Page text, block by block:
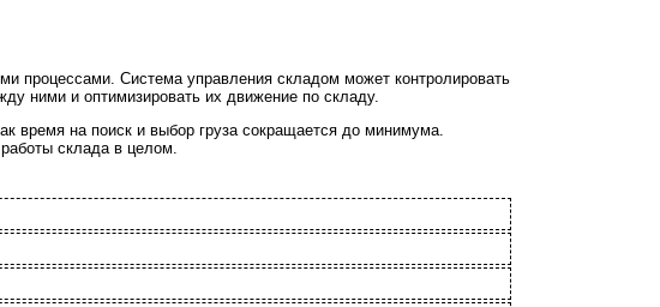
процессами. Система управления складом может контролировать
ними и оптимизировать их движение по складу.
время на поиск и выбор груза сокращается до минимума.
склада в целом.